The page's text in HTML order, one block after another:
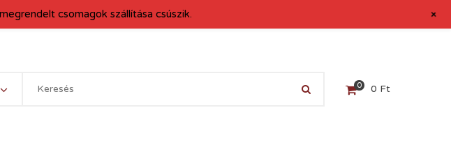
0 0 Ft
csomagok szállítása csúszik. +